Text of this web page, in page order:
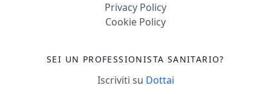
Privacy Policy
Cookie Policy
SEI UN PROFESSIONISTA SANITARIO?
Iscriviti su Dottai